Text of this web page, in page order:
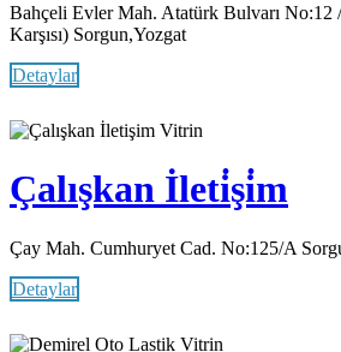
Bahçeli Evler Mah. Atatürk Bulvarı No:12
Karşısı) Sorgun,Yozgat
Detaylar
Vitrin
Çalışkan İleti̇şi̇m
Çay Mah. Cumhuryet Cad. No:125/A
Detaylar
Vitrin